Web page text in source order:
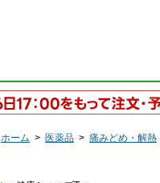
ホーム > 医薬品 > 痛みどめ・解熱